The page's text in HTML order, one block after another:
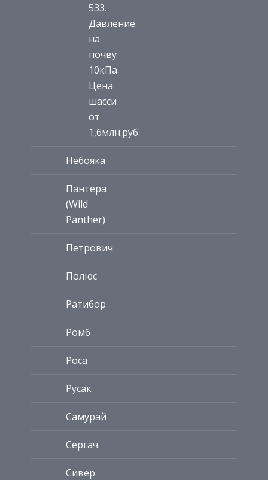
533.
Давление
на
почву
10кПа.
Цена
шасси
от
1,6млн.руб.
Небояка
Пантера
(Wild
Panther)
Петрович
Полюс
Ратибор
Ромб
Роса
Русак
Самурай
Сергач
Сивер